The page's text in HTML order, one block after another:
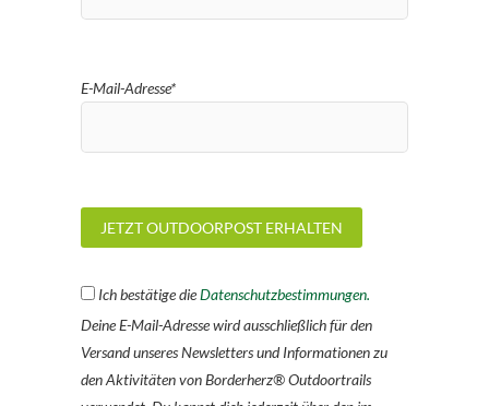
E-Mail-Adresse*
Ich bestätige dieDatenschutzbestimmungen.
Deine E-Mail-Adresse wird ausschließlich für den
Versand unseres Newsletters und Informationen zu
den Aktivitäten von Borderherz® Outdoortrails